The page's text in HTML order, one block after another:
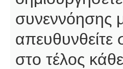
συνεννόησης
στο τέλος